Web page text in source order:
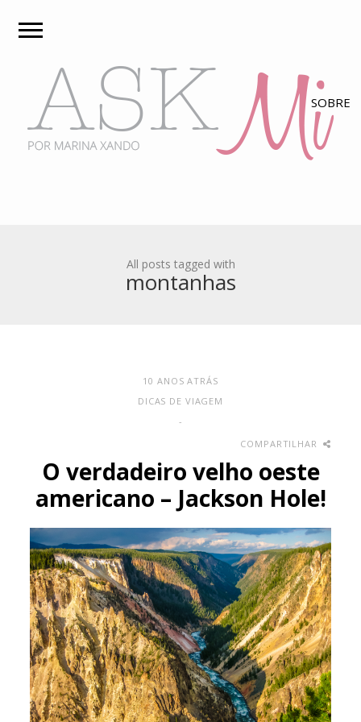
All posts tagged with
montanhas
10 ANOS ATRÁS
DICAS DE VIAGEM
-
COMPARTILHAR
O verdadeiro velho oeste
americano – Jackson Hole!